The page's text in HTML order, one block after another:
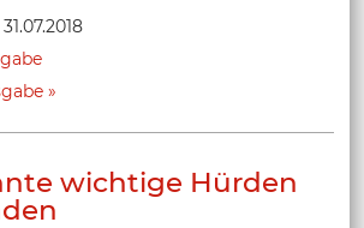
wichtige Hürden